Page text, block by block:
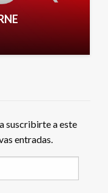
suscribirte a este
entradas.